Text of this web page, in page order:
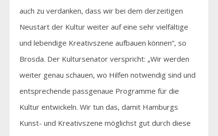
auch zu verdanken, dass wir bei dem derzeitigen
Neustart der Kultur weiter auf eine sehr vielfältige
und lebendige Kreativszene aufbauen können“, so
Brosda. Der Kultursenator verspricht: „Wir werden
weiter genau schauen, wo Hilfen notwendig sind und
entsprechende passgenaue Programme für die
Kultur entwickeln. Wir tun das, damit Hamburgs
Kunst- und Kreativszene möglichst gut durch diese